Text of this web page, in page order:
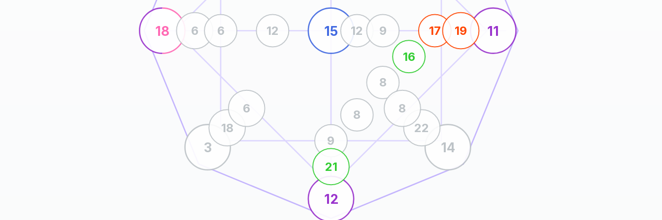
18 11
12
15
3 14
9
8
8
16
17
6 19
21
6 12 9
12
18
6
22
8